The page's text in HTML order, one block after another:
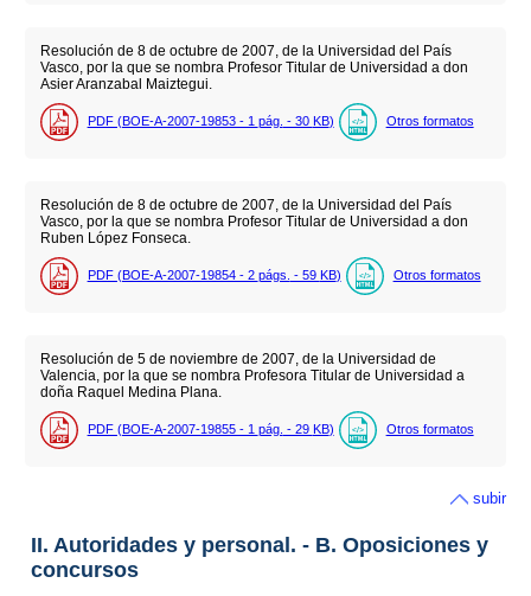
Resolución de 8 de octubre de 2007, de la Universidad del País
Vasco, por la que se nombra Profesor Titular de Universidad a don
Asier Aranzabal Maiztegui.
PDF (BOE-A-2007-19853 - 1 pág. - 30 KB) Otros formatos
Resolución de 8 de octubre de 2007, de la Universidad del País
Vasco, por la que se nombra Profesor Titular de Universidad a don
Ruben López Fonseca.
PDF (BOE-A-2007-19854 - 2 págs. - 59 KB) Otros formatos
Resolución de 5 de noviembre de 2007, de la Universidad de
Valencia, por la que se nombra Profesora Titular de Universidad a
doña Raquel Medina Plana.
PDF (BOE-A-2007-19855 - 1 pág. - 29 KB) Otros formatos
subir
II. Autoridades y personal. - B. Oposiciones y
concursos